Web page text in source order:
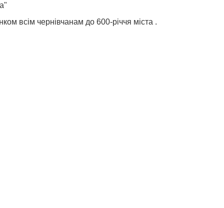
всім чернівчанам до 600-річчя міста .